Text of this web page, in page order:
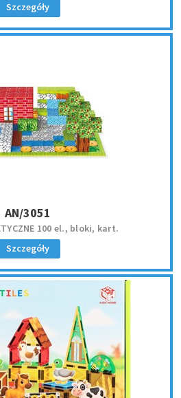
Szczegóły
AN/3051
KLOCKI MAGNETYCZNE 100 el., bloki, kart.
Szczegóły